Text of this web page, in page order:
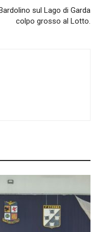
sul Lago di Garda
colpo grosso al Lotto.